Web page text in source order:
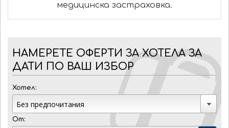
медицинска застраховка.
НАМЕРЕТЕ ОФЕРТИ ЗА ХОТЕЛА ЗА
ДАТИ ПО ВАШ ИЗБОР
Хотел:
От: